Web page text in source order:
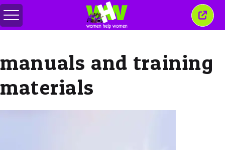
Menu
in-/uitschakelen
Sluit
dit
manuals and training
materials